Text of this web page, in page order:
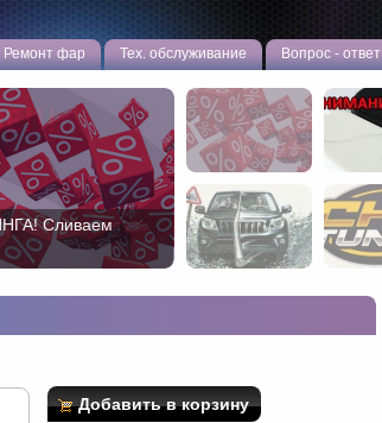
Ремонт фар Тех. обслуживание Вопрос - ответ
Добавить в корзину